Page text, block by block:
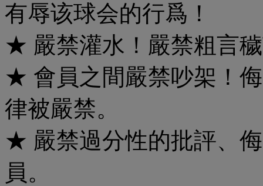
有辱该球会的行爲！
★ 嚴禁灌水！嚴禁粗言
★ 會員之間嚴禁吵架！
律被嚴禁。
★ 嚴禁過分性的批評、
員。